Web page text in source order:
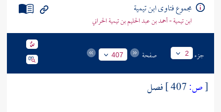
مجموع فتاوى ابن تيمية
ابن تيمية - أحمد بن عبد الحليم بن تيمية الحراني
جزء 2 صفحة 407
[ص:
فصل